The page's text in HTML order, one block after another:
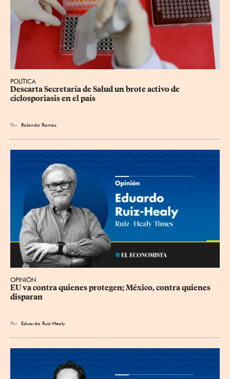
POLÍTICA
Descarta Secretaría de Salud un brote activo de
ciclosporiasis en el país
Por Rolando Ramos
OPINIÓN
EU va contra quienes protegen; México, contra quienes
disparan
Por Eduardo Ruiz-Healy